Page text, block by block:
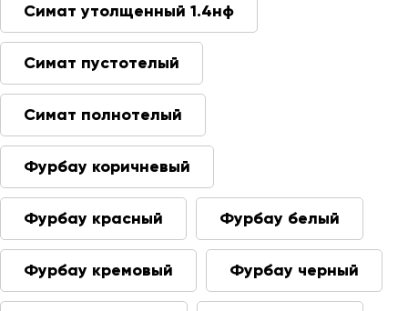
Симат утолщенный 1.4нф
Симат пустотелый
Симат полнотелый
Фурбау коричневый
Фурбау красный Фурбау белый
Фурбау кремовый Фурбау черный